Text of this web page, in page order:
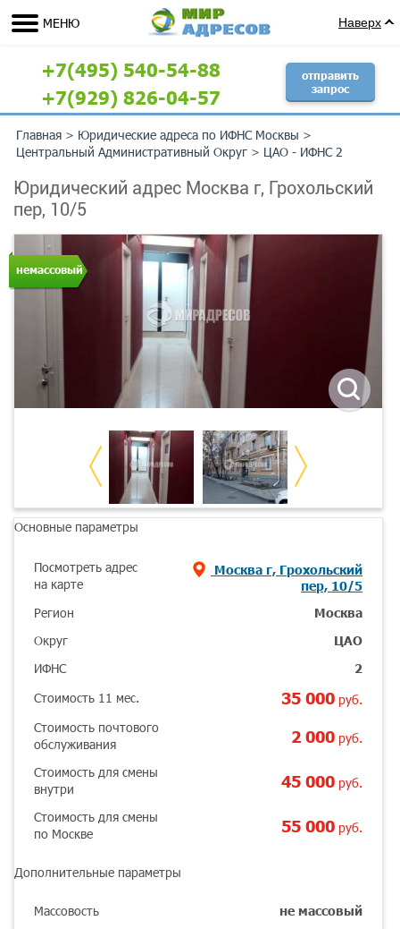
МЕНЮ Наверх
+7(495) 540-54-88
+7(929) 826-04-57
отправить
запрос
Главная > Юридические адреса по ИФНС Москвы >
Центральный Административный Округ > ЦАО - ИФНС 2
Юридический адрес Москва г, Грохольский
пер, 10/5
немассовый
Основные параметры
Посмотреть адрес
на карте
пер, 10/5
Регион Москва
Округ ЦАО
ИФНС 2
Стоимость 11 мес. 35 000 руб.
Стоимость почтового
обслуживания
2 000 руб.
Стоимость для смены
внутри
45 000 руб.
Стоимость для смены
по Москве
55 000 руб.
Дополнительные параметры
Массовость не массовый